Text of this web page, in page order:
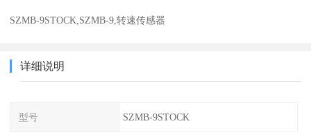
SZMB-9STOCK,SZMB-9,转速传感器
详细说明
型号 SZMB-9STOCK